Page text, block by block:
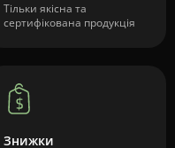
Тільки якісна та
сертифікована продукція
Знижки